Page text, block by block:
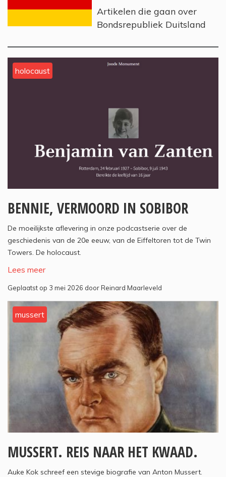
Artikelen die gaan over
Bondsrepubliek Duitsland
holocaust
BENNIE, VERMOORD IN SOBIBOR
De moeilijkste aflevering in onze podcastserie over de
geschiedenis van de 20e eeuw, van de Eiffeltoren tot de Twin
Towers. De holocaust.
Lees meer
Geplaatst op 3 mei 2026 door Reinard Maarleveld
mussert
MUSSERT. REIS NAAR HET KWAAD.
Auke Kok schreef een stevige biografie van Anton Mussert.